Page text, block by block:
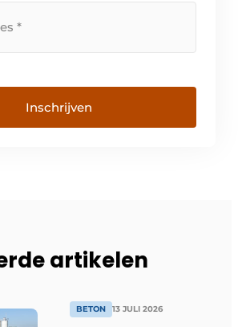
Inschrijven
artikelen
BETON 13 JULI 2026